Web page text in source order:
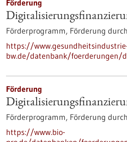
Förderung
Förderprogramm, Förderung
https://
bw.de/datenbank/foerderungen/
Förderung
Förderprogramm, Förderung
https://www.bio-